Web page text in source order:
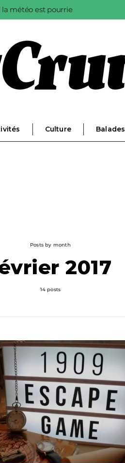
la météo est pourrie
Culture Balades
Posts by month
2017
14 posts